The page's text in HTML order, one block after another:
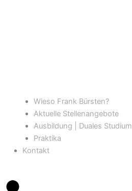
Wieso Frank Bürsten?
Aktuelle Stellenangebote
Ausbildung | Duales Studium
Praktika
Kontakt